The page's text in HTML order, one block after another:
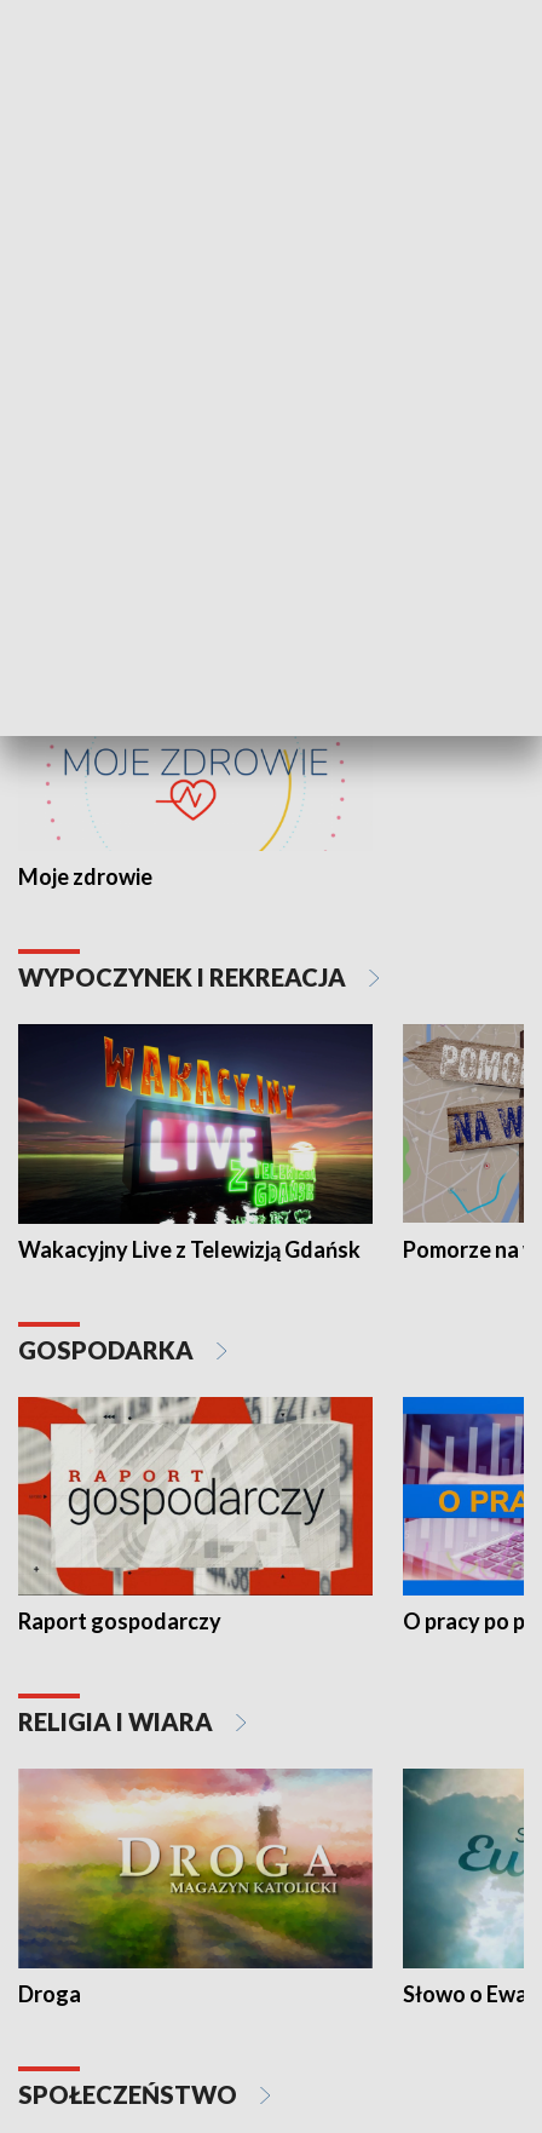
Moje zdrowie
WYPOCZYNEK I REKREACJA
Wakacyjny Live z Telewizją Gdańsk Pomorze na
GOSPODARKA
Raport gospodarczy O pracy po
RELIGIA I WIARA
Droga Słowo o
SPOŁECZEŃSTWO